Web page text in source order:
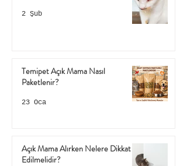
2 Şub
Temipet Açık Mama Nasıl
Paketlenir?
23 Oca
Açık Mama Alırken Nelere Dikkat
Edilmelidir?